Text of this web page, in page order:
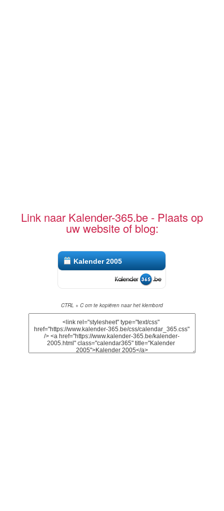
Link naar Kalender-365.be - Plaats op
uw website of blog:
Kalender 2005
CTRL + C om te kopiëren naar het klembord